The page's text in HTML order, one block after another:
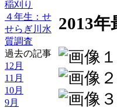
稲刈り
４年生：せ
せらぎ川水
質調査
過去の記事
12月
11月
10月
9月
2013年